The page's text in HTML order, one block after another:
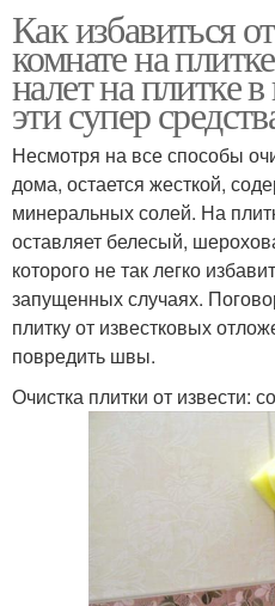
Как избавиться
комнате на
налет на плитке
эти супер
Несмотря на все способы
дома, остается жесткой,
минеральных солей. На
оставляет белесый,
которого не так легко
запущенных случаях.
плитку от известковых
повредить швы.
Очистка плитки от извести: